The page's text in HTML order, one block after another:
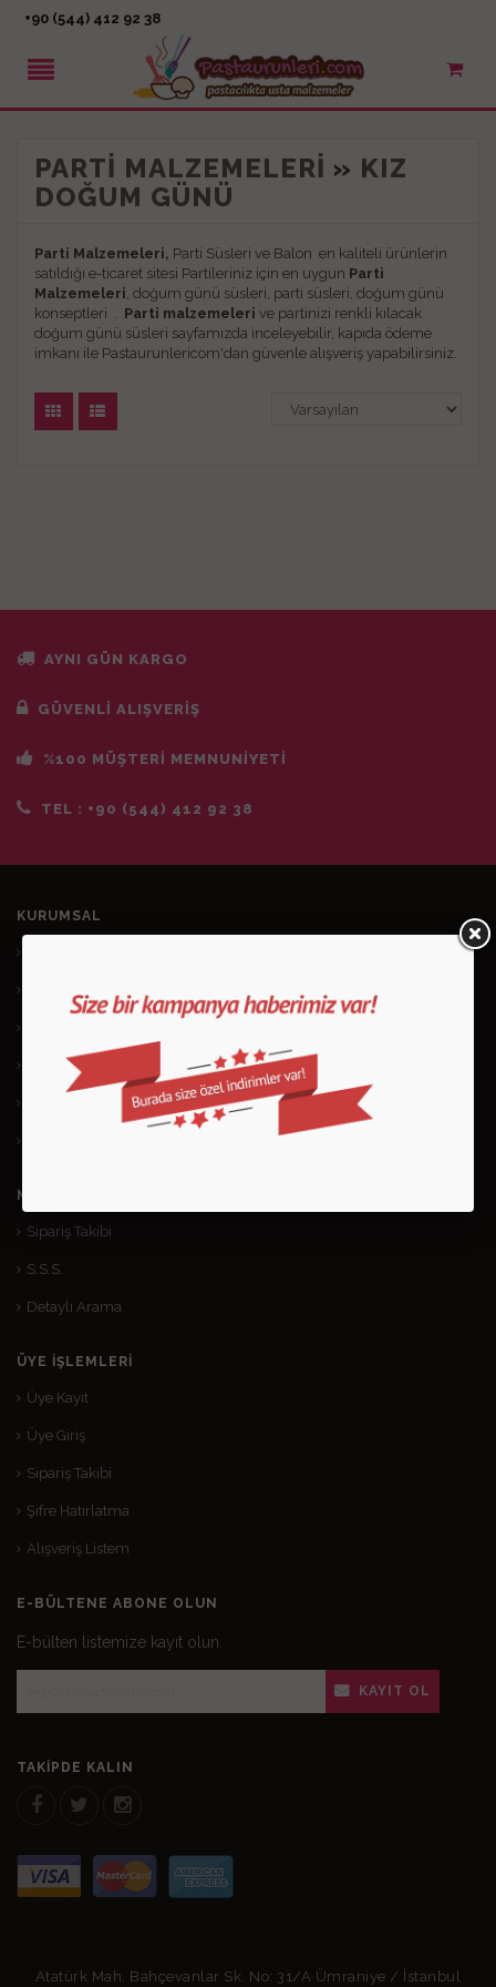
+90 (544) 412 92 38
PARTI MALZEMELERI » KIZ
DOĞUM GÜNÜ
Parti Malzemeleri, Parti Süsleri ve Balon en kaliteli ürünlerin
satıldığı e-ticaret sitesi Partileriniz için en uygun Parti
Malzemeleri , doğum günü süsleri, parti süsleri, doğum günü
konseptleri . Parti malzemeleri ve partinizi renkli kılacak
doğum günü süsleri sayfamızda inceleyebilir, kapıda ödeme
imkanı ile Pastaurunlericom'dan güvenle alışveriş yapabilirsiniz.
AYNI GÜN KARGO
GÜVENLİ ALIŞVERİŞ
%100 MÜŞTERİ MEMNUNİYETİ
TEL : +90 (544) 412 92 38
KURUMSAL
Gizlilik ve Kullanım Şartları
Kargo ve Taşıma Bilgileri
MÜŞTERI HIZMETLERI
Sipariş Takibi
S.S.S.
Detaylı Arama
ÜYE İŞLEMLERI
Üye Kayıt
Üye Giriş
Sipariş Takibi
Şifre Hatırlatma
Alışveriş Listem
E-BÜLTENE ABONE OLUN
E-bülten listemize kayıt olun.
KAYIT OL
TAKIPDE KALIN
Atatürk Mah. Bahçevanlar Sk. No: 31/A Ümraniye / İstanbul